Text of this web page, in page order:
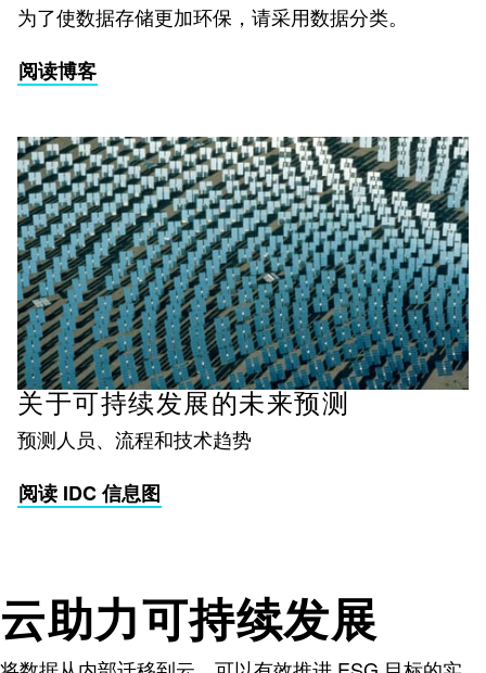
为了使数据存储更加环保，请采用数据分类。
阅读博客
关于可持续发展的未来预测
预测人员、流程和技术趋势
阅读 IDC 信息图
云助力可持续发展